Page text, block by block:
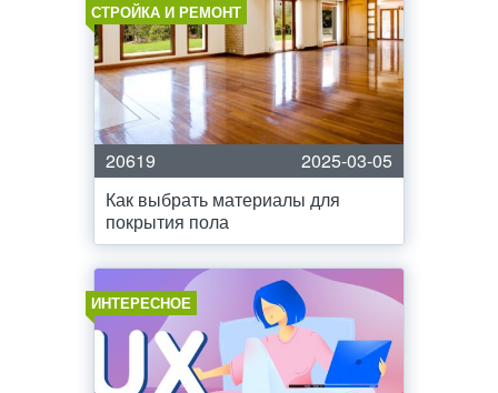
СТРОЙКА И РЕМОНТ
20619
2025-03-05
Как выбрать материалы для
покрытия пола
ИНТЕРЕСНОЕ